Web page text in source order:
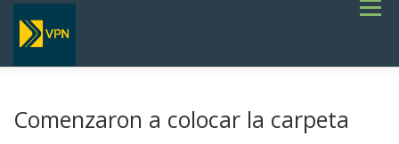
Saltar
contenido
Menú
TERMINOS DE REFERENCIA GENERALES- OBRAS VIALES
Comenzaron a colocar la carpeta